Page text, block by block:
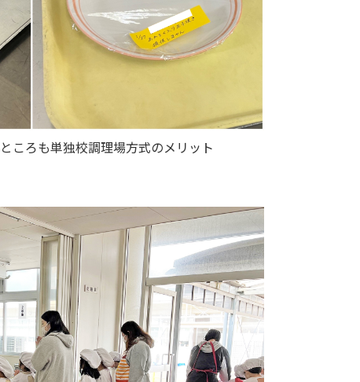
ころも単独校調理場方式のメリット